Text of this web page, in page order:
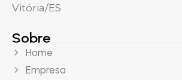
Vitória/ES
Sobre
Home
Empresa